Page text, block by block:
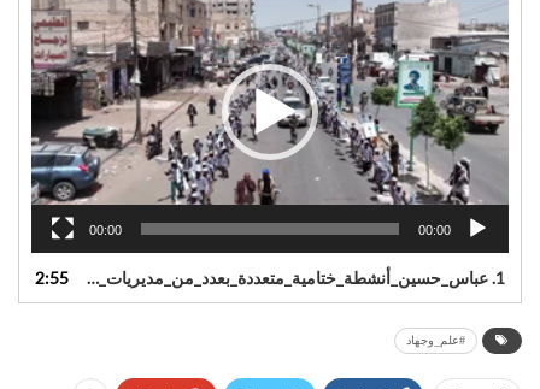
الفيديو
00:00
00:00
1. عباس_حسين_أنشطة_ختامية_متعددة_بعدد_من_مديريات_البيضاء_اختتاما_للدورات 2:55
#علم_وجهاد